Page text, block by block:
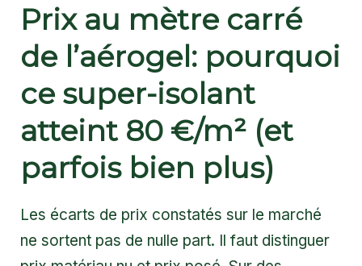
Prix au mètre carré
de l’aérogel: pourquoi
ce super-isolant
atteint 80 €/m² (et
parfois bien plus)
Les écarts de prix constatés sur le marché
ne sortent pas de nulle part. Il faut distinguer